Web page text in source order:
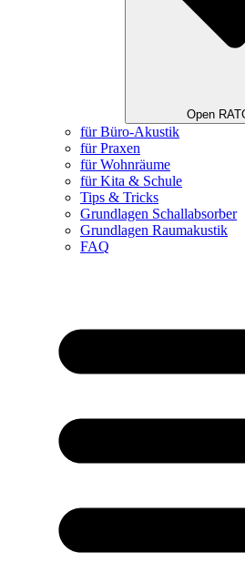
Open
für Büro-Akustik
für Praxen
für Wohnräume
für Kita & Schule
Tips & Tricks
Grundlagen Schallabsorber
Grundlagen Raumakustik
FAQ